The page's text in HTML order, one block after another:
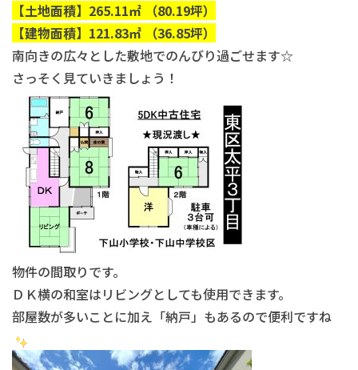
【土地面積】265.11㎡ （80.19坪）
【建物面積】121.83㎡ （36.85坪）
南向きの広々とした敷地でのんびり過ごせます☆
さっそく見ていきましょう！
物件の間取りです。
ＤＫ横の和室はリビングとしても使用できます。
部屋数が多いことに加え「納戸」もあるので便利ですね